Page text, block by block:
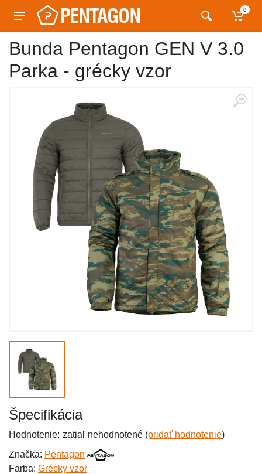
0
Bunda Pentagon GEN V 3.0
Parka - grécky vzor
Špecifikácia
Hodnotenie: zatiaľ nehodnotené (pridať hodnotenie)
Značka: Pentagon
Farba: Grécky vzor